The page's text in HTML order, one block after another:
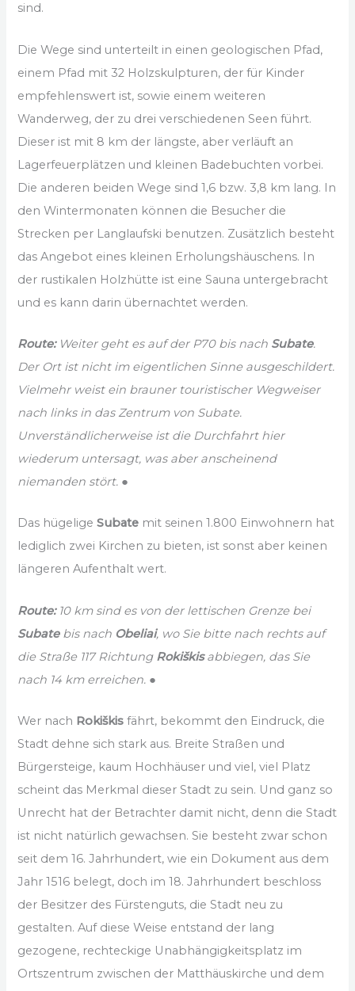
sind.
Die Wege sind unterteilt in einen geologischen Pfad,
einem Pfad mit 32 Holzskulpturen, der für Kinder
empfehlenswert ist, sowie einem weiteren
Wanderweg, der zu drei verschiedenen Seen führt.
Dieser ist mit 8 km der längste, aber verläuft an
Lagerfeuerplätzen und kleinen Badebuchten vorbei.
Die anderen beiden Wege sind 1,6 bzw. 3,8 km lang. In
den Wintermonaten können die Besucher die
Strecken per Langlaufski benutzen. Zusätzlich besteht
das Angebot eines kleinen Erholungshäuschens. In
der rustikalen Holzhütte ist eine Sauna untergebracht
und es kann darin übernachtet werden.
Route:Weiter geht es auf der P70 bis nach Subate.
Der Ort ist nicht im eigentlichen Sinne ausgeschildert.
Vielmehr weist ein brauner touristischer Wegweiser
nach links in das Zentrum von Subate.
Unverständlicherweise ist die Durchfahrt hier
wiederum untersagt, was aber anscheinend
niemanden stört. ●
Das hügeligeSubate mit seinen 1.800 Einwohnern hat
lediglich zwei Kirchen zu bieten, ist sonst aber keinen
längeren Aufenthalt wert.
Route:10 km sind es von der lettischen Grenze bei
Subatebis nach Obeliai, wo Sie bitte nach rechts auf
die Straße 117 Richtung Rokiškisabbiegen, das Sie
nach 14 km erreichen. ●
Wer nach Rokiškis fährt, bekommt den Eindruck, die
Stadt dehne sich stark aus. Breite Straßen und
Bürgersteige, kaum Hochhäuser und viel, viel Platz
scheint das Merkmal dieser Stadt zu sein. Und ganz so
Unrecht hat der Betrachter damit nicht, denn die Stadt
ist nicht natürlich gewachsen. Sie besteht zwar schon
seit dem 16. Jahrhundert, wie ein Dokument aus dem
Jahr 1516 belegt, doch im 18. Jahrhundert beschloss
der Besitzer des Fürstenguts, die Stadt neu zu
gestalten. Auf diese Weise entstand der lang
gezogene, rechteckige Unabhängigkeitsplatz im
Ortszentrum zwischen der Matthäuskirche und dem